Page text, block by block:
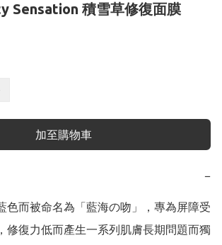
Sensation 積雪草修復面膜
加至購物車
−
色而被命名為「藍海の吻」，專為屏障受
修復力低而產生一系列肌膚長期問題而獨